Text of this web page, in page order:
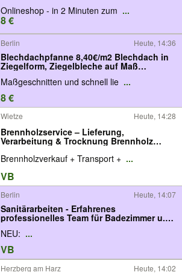
Dachsanierung, Wellblech in
Wunschlänge für Schwedenblech,
Schuppendach
Onlineshop - in 2 Minuten zum ...
8 €
Berlin Heute, 14:36
Blechdachpfanne 8,40€/m2 Blechdach in
Ziegelform, Ziegelbleche auf Maß
geschnitten: Metalldachpfanne,
Dachpfannenblech, Metallziegel,
Pfannenbleche, Pfannenprofilbleche,
Metalldachziegel
Maßgeschnitten und schnell lie ...
8 €
Wietze Heute, 14:28
Brennholzservice – Lieferung,
Verarbeitung & Trocknung Brennholz
Brennholzverkauf + Transport + ...
VB
Berlin Heute, 14:07
Sanitärarbeiten - Erfahrenes
professionelles Team für Badezimmer u.
Küche
NEU: ...
VB
Herzberg am Harz Heute, 14:02